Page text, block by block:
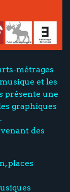
métrages
et les
présente une
graphiques
des
places